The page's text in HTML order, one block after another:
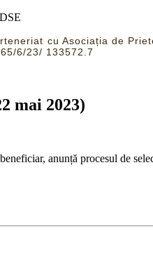
cu Asociația de
6/23/ 133572.7
mai 2023)
anunță procesul de